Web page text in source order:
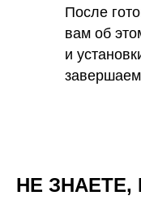
После
вам об
и
НЕ